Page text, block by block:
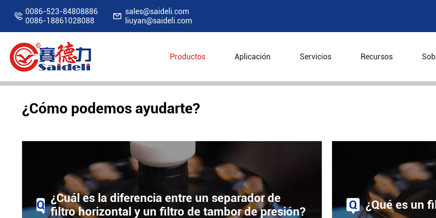
 0086-523-84808886
0086-18861028088
 sales@saideli.com
liuyan@saideli.com
Productos Aplicación Servicios Recursos
Inicio Productos
FILTRO CENTRÍFUGO INDUSTRIAL FAQS
¿Cómo podemos ayudarte?
Q ¿Cuál es la diferencia entre un separador de
filtro horizontal y un filtro de tambor de presión?
Q
¿Qué es un